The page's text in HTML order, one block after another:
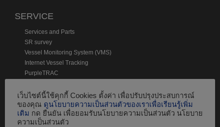
SERVICE
Services and Parts
SR survey
Vessel Monitoring System (VMS)
Internet Vessel Tracking
PurpleTRAC
ช่องทางชำระเงิน
เว็บไซต์นี้ใช้คุกกี้ Cookies ตั้งค่า เพื่อปรับปรุงประสบการณ์
ของคุณ ดูนโยบายความเป็นส่วนตัวของเราเพื่อเรียนรู้เพิ่ม
เติม กด ยืนยัน เพื่อยอมรับนโยบายความเป็นส่วนตัว นโยบาย
ความเป็นส่วนตัว